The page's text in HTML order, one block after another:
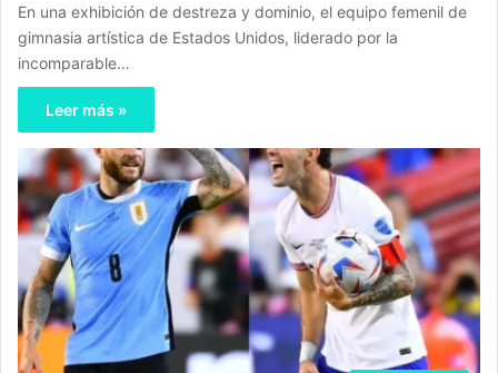
En una exhibición de destreza y dominio, el equipo femenil de
gimnasia artística de Estados Unidos, liderado por la
incomparable…
Leer más »